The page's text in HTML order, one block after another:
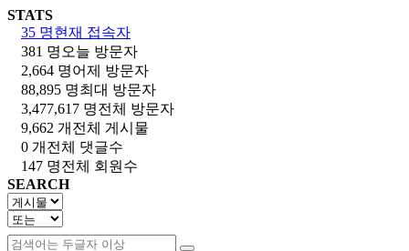
STATS
35 명현재 접속자
381 명 오늘 방문자
2,664 명어제 방문자
88,895 명최대 방문자
3,477,617 명전체 방문자
9,662 개 전체 게시물
0 개 전체 댓글수
147 명전체 회원수
SEARCH